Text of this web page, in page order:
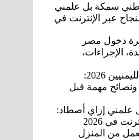
سمكة بل علمني
عبر الإنترنت في
دخول مصر
الإجراءات،
تأشيرة دخول مصر لليمنيين 2026:
ونصائح مهمة قبل
علمني إزاي أصطاد:
في 2026
للعمل من المنزل